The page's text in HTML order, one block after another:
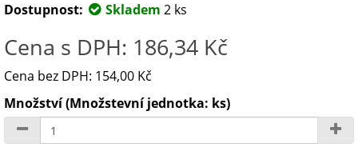
Dostupnost:
Skladem 2 ks
Cena s DPH: 186,34 Kč
Cena bez DPH: 154,00 Kč
Množství (Množstevní jednotka: ks)